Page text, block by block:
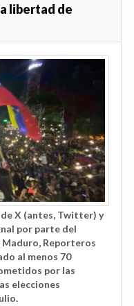
libertad de
X (antes, Twitter) y
por parte del
Maduro, Reporteros
al menos 70
por las
elecciones